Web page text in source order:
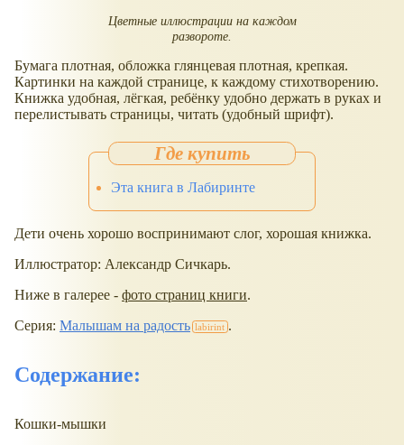
Цветные иллюстрации на каждом
развороте.
Бумага плотная, обложка глянцевая плотная, крепкая.
Картинки на каждой странице, к каждому стихотворению.
Книжка удобная, лёгкая, ребёнку удобно держать в руках и
перелистывать страницы, читать (удобный шрифт).
Эта книга в Лабиринте
Дети очень хорошо воспринимают слог, хорошая книжка.
Иллюстратор: Александр Сичкарь.
Ниже в галерее - фото страниц книги.
Серия: Малышам на радость .
Содержание:
Кошки-мышки